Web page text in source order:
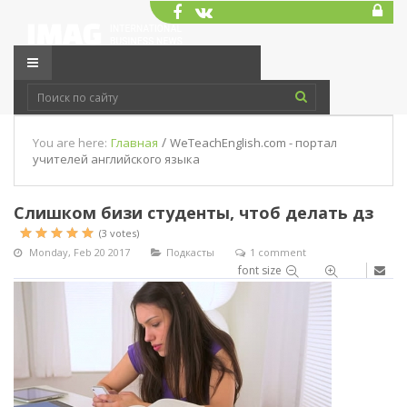
You are here: Главная / WeTeachEnglish.com - портал
учителей английского языка
Слишком бизи студенты, чтоб делать дз
(3 votes)
Monday, Feb 20 2017
Подкасты 1 comment
font size